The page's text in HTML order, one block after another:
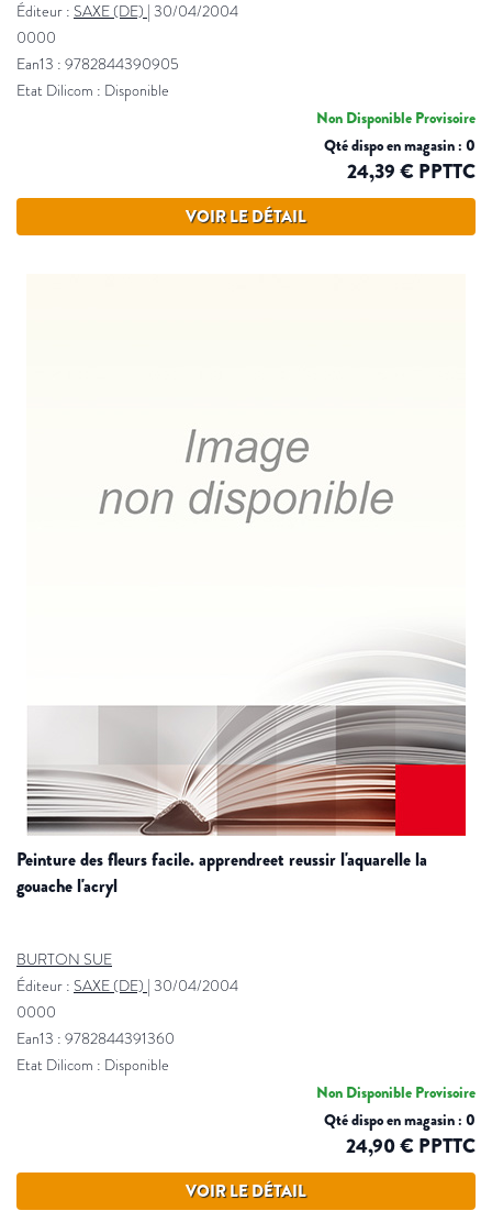
Éditeur : SAXE (DE) | 30/04/2004
0000
Ean13 : 9782844390905
Etat Dilicom : Disponible
Non Disponible Provisoire
Qté dispo en magasin : 0
24,39 € PPTTC
VOIR LE DÉTAIL
peinture des fleurs facile. apprendreet reussir l'aquarelle la
gouache l'acryl
BURTON SUE
Éditeur : SAXE (DE) | 30/04/2004
0000
Ean13 : 9782844391360
Etat Dilicom : Disponible
Non Disponible Provisoire
Qté dispo en magasin : 0
24,90 € PPTTC
VOIR LE DÉTAIL